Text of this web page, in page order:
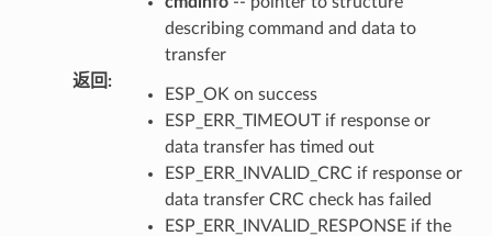
describing command and data to
transfer
返回 :
ESP_OK on success
ESP_ERR_TIMEOUT if response or
data transfer has timed out
ESP_ERR_INVALID_CRC if response or
data transfer CRC check has failed
ESP_ERR_INVALID_RESPONSE if the